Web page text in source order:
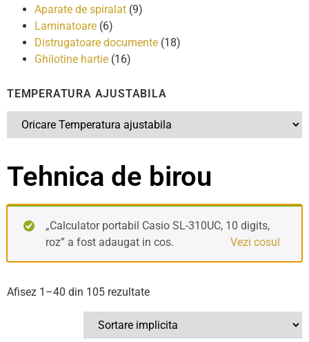
Aparate de spiralat (9)
Laminatoare (6)
Distrugatoare documente (18)
Ghilotine hartie (16)
TEMPERATURA AJUSTABILA
Tehnica de birou
„Calculator portabil Casio SL-310UC, 10 digits,
roz” a fost adaugat in cos.
Vezi cosul
Afisez 1–40 din 105 rezultate